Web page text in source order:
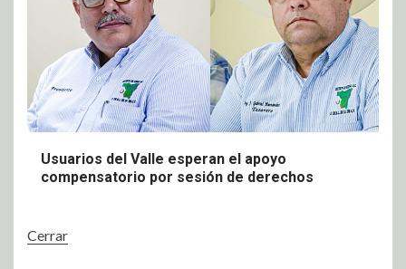
Usuarios del Valle esperan el apoyo
compensatorio por sesión de derechos
Cerrar